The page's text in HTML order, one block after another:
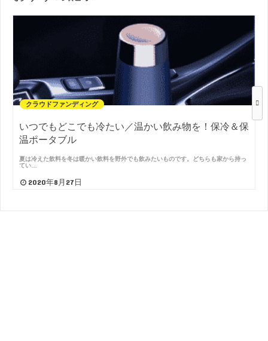
クラウドファンディング
いつでもどこでも冷たい／温かい飲み物を！保冷＆保
温ポータブル
夏は冷えた飲料を冬は暖かい飲料を野外でも飲みたいものです。どちらも家から持っ
てい…
2020年8月27日